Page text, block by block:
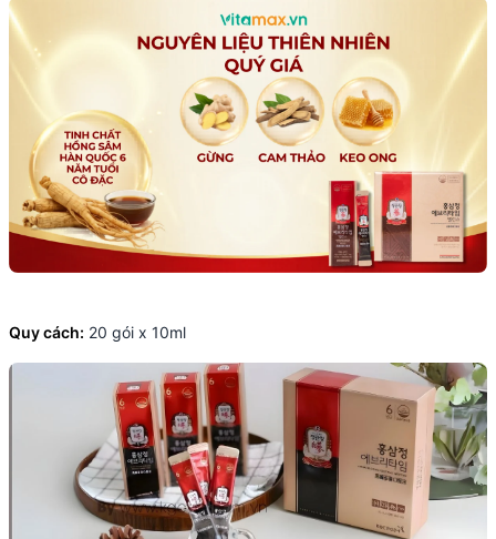
Quy cách: 20 gói x 10ml